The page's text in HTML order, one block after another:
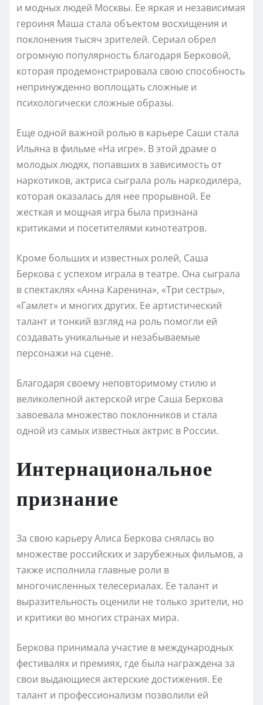
и модных людей Москвы. Ее яркая и независимая
героиня Маша стала объектом восхищения и
поклонения тысяч зрителей. Сериал обрел
огромную популярность благодаря Берковой,
которая продемонстрировала свою способность
непринужденно воплощать сложные и
психологически сложные образы.
Еще одной важной ролью в карьере Саши стала
Ильяна в фильме «На игре». В этой драме о
молодых людях, попавших в зависимость от
наркотиков, актриса сыграла роль наркодилера,
которая оказалась для нее прорывной. Ее
жесткая и мощная игра была признана
критиками и посетителями кинотеатров.
Кроме больших и известных ролей, Саша
Беркова с успехом играла в театре. Она сыграла
в спектаклях «Анна Каренина», «Три сестры»,
«Гамлет» и многих других. Ее артистический
талант и тонкий взгляд на роль помогли ей
создавать уникальные и незабываемые
персонажи на сцене.
Благодаря своему неповторимому стилю и
великолепной актерской игре Саша Беркова
завоевала множество поклонников и стала
одной из самых известных актрис в России.
Интернациональное
признание
За свою карьеру Алиса Беркова снялась во
множестве российских и зарубежных фильмов, а
также исполнила главные роли в
многочисленных телесериалах. Ее талант и
выразительность оценили не только зрители, но
и критики во многих странах мира.
Беркова принимала участие в международных
фестивалях и премиях, где была награждена за
свои выдающиеся актерские достижения. Ее
талант и профессионализм позволили ей